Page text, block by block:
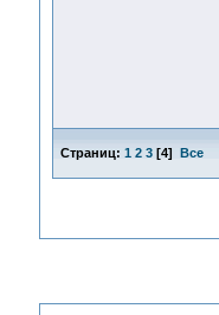
Страниц: 1 2 3[4] Все